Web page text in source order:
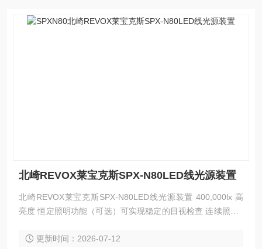
北崎REVOX莱宝克斯SPX-N80LED线光源装置
北崎REVOX莱宝克斯SPX-N80LED线光源装置 400,000lx 高
亮度 恒定照明功能（可选）可实现稳定的目视检查 连续照射5
m，可在100%调光条件下自然冷却使用
更新时间：2026-07-12